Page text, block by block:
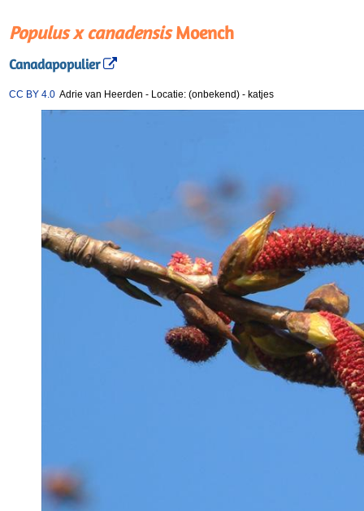
Populus x canadensisMoench
Canadapopulier
CC BY 4.0 Adrie van Heerden - Locatie: (onbekend) - katjes